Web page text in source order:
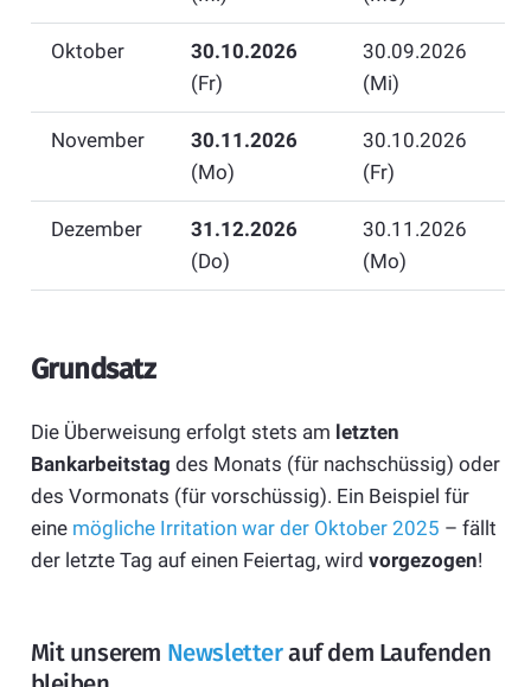
Oktober
30.10.2026
(Fr)
30.09.2026
(Mi)
November
30.11.2026
(Mo)
30.10.2026
(Fr)
Dezember
31.12.2026
(Do)
30.11.2026
(Mo)
Grundsatz
Die Überweisung erfolgt stets am letzten
Bankarbeitstag des Monats (für nachschüssig) oder
des Vormonats (für vorschüssig). Ein Beispiel für
eine mögliche Irritation war der Oktober 2025 – fällt
der letzte Tag auf einen Feiertag, wird vorgezogen!
Mit unserem Newsletterauf dem Laufenden